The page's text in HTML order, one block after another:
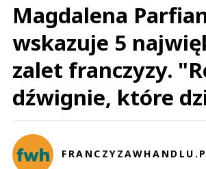
Magdalena
wskazuje 5
zalet franczyzy.
dźwignie, które